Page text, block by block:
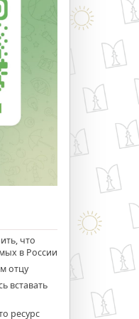
что
в России
отцу
вставать
ресурс